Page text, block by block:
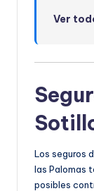
Ver
Los seguros
las Palomas
posibles